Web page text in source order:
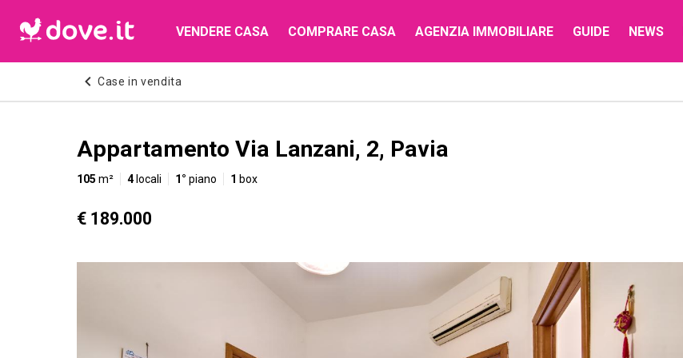
VENDERE CASA COMPRARE CASA AGENZIA IMMOBILIARE GUIDE NEWS
Case in vendita
Appartamento Via Lanzani, 2, Pavia
105 m² 4locali 1° piano 1 box
€ 189.000